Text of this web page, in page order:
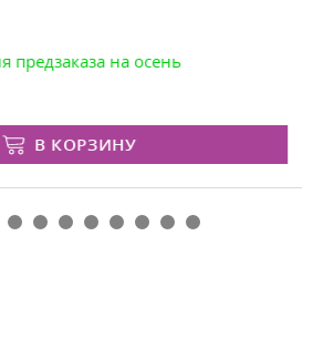
предзаказа на осень
В КОРЗИНУ